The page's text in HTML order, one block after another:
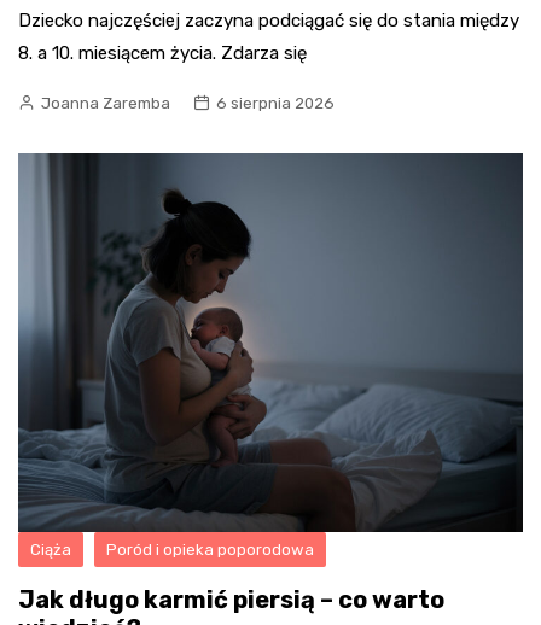
Dziecko najczęściej zaczyna podciągać się do stania między
8. a 10. miesiącem życia. Zdarza się
Joanna Zaremba 6 sierpnia 2026
Ciąża Poród i opieka poporodowa
Jak długo karmić piersią – co warto